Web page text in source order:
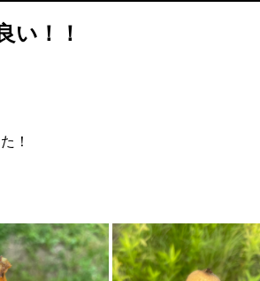
！！
！